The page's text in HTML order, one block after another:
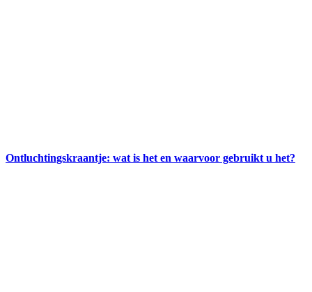
Ontluchtingskraantje: wat is het en waarvoor gebruikt u het?